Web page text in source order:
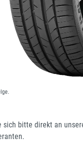
sich bitte direkt an